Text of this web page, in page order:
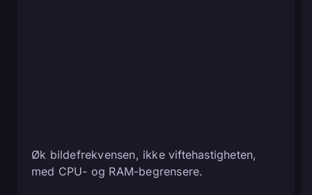
Øk bildefrekvensen, ikke viftehastigheten,
med CPU- og RAM-begrensere.